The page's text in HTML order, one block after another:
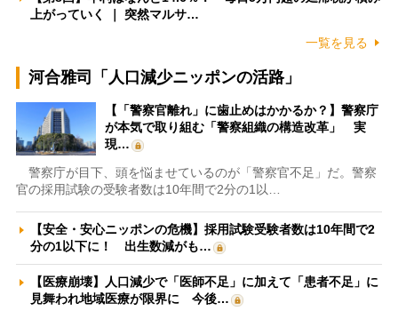
上がっていく ｜ 突然マルサ…
一覧を見る
河合雅司「人口減少ニッポンの活路」
【「警察官離れ」に歯止めはかかるか？】警察庁
が本気で取り組む「警察組織の構造改革」 実
現…
警察庁が目下、頭を悩ませているのが「警察官不足」だ。警察
官の採用試験の受験者数は10年間で2分の1以…
【安全・安心ニッポンの危機】採用試験受験者数は10年間で2
分の1以下に！ 出生数減がも…
【医療崩壊】人口減少で「医師不足」に加えて「患者不足」に
見舞われ地域医療が限界に 今後…